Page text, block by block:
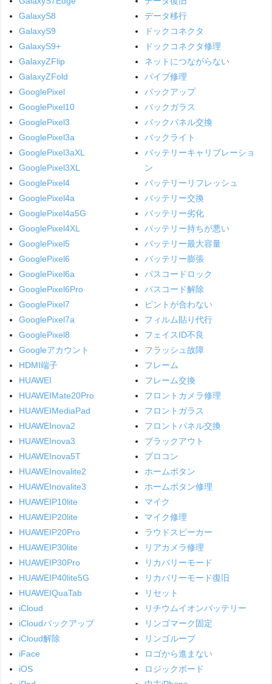
GalaxyS8
GalaxyS9
GalaxyS9+
GalaxyZFlip
GalaxyZFold
GooglePixel
GooglePixel10
GooglePixel3
GooglePixel3a
GooglePixel3aXL
GooglePixel3XL
GooglePixel4
GooglePixel4a
GooglePixel4a5G
GooglePixel4XL
GooglePixel5
GooglePixel6
GooglePixel6a
GooglePixel6Pro
GooglePixel7
GooglePixel7a
GooglePixel8
Googleアカウント
HDMI端子
HUAWEI
HUAWEIMate20Pro
HUAWEIMediaPad
HUAWEInova2
HUAWEInova3
HUAWEInova5T
HUAWEInovalite2
HUAWEInovalite3
HUAWEIP10lite
HUAWEIP20lite
HUAWEIP20Pro
HUAWEIP30lite
HUAWEIP30Pro
HUAWEIP40lite5G
HUAWEIQuaTab
iCloud
iCloudバックアップ
iCloud解除
iFace
iOS
データ移行
ドックコネクタ
ドックコネクタ修理
ネットにつながらない
バイブ修理
バックアップ
バックガラス
バックパネル交換
バックライト
バッテリーキャリブレーショ
ン
バッテリーリフレッシュ
バッテリー交換
バッテリー劣化
バッテリー持ちが悪い
バッテリー最大容量
バッテリー膨張
パスコードロック
パスコード解除
ピントが合わない
フィルム貼り代行
フェイスID不良
フラッシュ故障
フレーム
フレーム交換
フロントカメラ修理
フロントガラス
フロントパネル交換
ブラックアウト
プロコン
ホームボタン
ホームボタン修理
マイク
マイク修理
ラウドスピーカー
リアカメラ修理
リカバリーモード
リカバリーモード復旧
リセット
リチウムイオンバッテリー
リンゴマーク固定
リンゴループ
ロゴから進まない
ロジックボード